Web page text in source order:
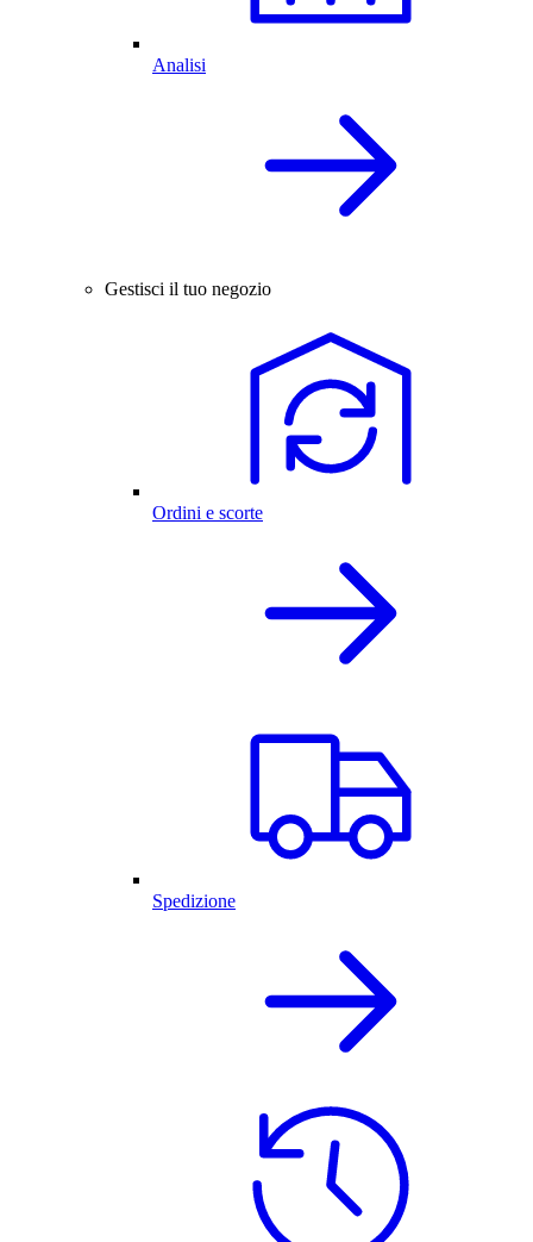
Analisi
Gestisci il tuo negozio
Ordini e scorte
Spedizione